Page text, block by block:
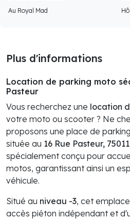
Au Royal Mad
Plus d'informations
Location de parking moto
Pasteur
Vous recherchez une location
votre moto ou scooter ? Ne
proposons une place de
située au 16 Rue Pasteur,
spécialement conçu pour
motos, garantissant ainsi un
véhicule.
Situé au niveau -3, cet
accès piéton indépendant et